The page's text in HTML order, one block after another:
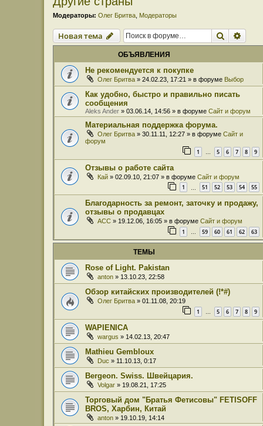
Модераторы: Олег Бритва Модераторы
Новая тема Поиск
ОБЪЯВЛЕНИЯ
Не рекомендуется к покупке
Олег Бритва » 24.02.23, 17:21 » в форуме Выбор
Как удобно, быстро и правильно писать
сообщения
Aleks Ander » 03.06.14, 14:56 » в форуме Сайт и форум
Материальная поддержка форума.
Олег Бритва » 30.11.11, 12:27 » в форуме Сайт и
форум
1 … 5 6 7 8 9
Отзывы о работе сайта
Кай » 02.09.10, 21:07 » в форуме Сайт и форум
1 51 52 53 54 55
Благодарность за ремонт, заточку и продажу,
отзывы о продавцах
ACC » 19.12.06, 16:05 » в форуме Сайт и форум
1 … 59 60 61 62 63
ТЕМЫ
Rose of Light. Pakistan
anton » 13.10.23, 22:58
Обзор китайских производителей (!*#)
Олег Бритва » 01.11.08, 20:19
1 … 5 6 7 8 9
WAPIENICA
wargus » 14.02.13, 20:47
Mathieu Gembloux
Duc » 11.10.13, 0:17
Bergeon. Swiss. Швейцария.
Volgar » 19.08.21, 17:25
Торговый дом "Братья Фетисовы" FETISOFF
BROS, Харбин, Китай
anton » 19.10.19, 14:14